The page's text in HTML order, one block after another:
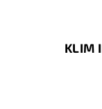
KLIM